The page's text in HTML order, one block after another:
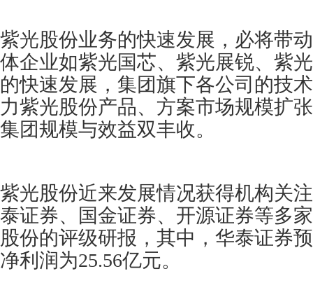
紫光股份业务的快速发展，必将带
体企业如紫光国芯、紫光展锐、紫
的快速发展，集团旗下各公司的技
力紫光股份产品、方案市场规模扩
集团规模与效益双丰收。
紫光股份近来发展情况获得机构关
泰证券、国金证券、开源证券等多
股份的评级研报，其中，华泰证券
净利润为25.56亿元。